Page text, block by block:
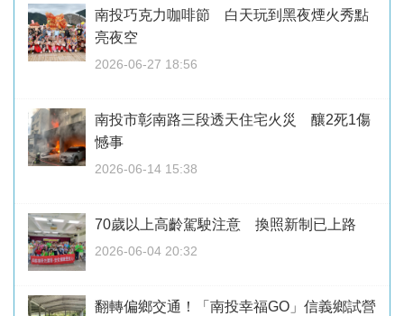
南投巧克力咖啡節 白天玩到黑夜煙火秀點
亮夜空
2026-06-27 18:56
南投市彰南路三段透天住宅火災 釀2死1傷
憾事
2026-06-14 15:38
70歲以上高齡駕駛注意 換照新制已上路
2026-06-04 20:32
翻轉偏鄉交通！「南投幸福GO」信義鄉試營